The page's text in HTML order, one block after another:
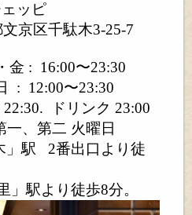
ッピ
京区千駄木3-25-7
金 : 16:00〜23:30
: 12:00〜23:30
ドリンク 23:00
一、第二 火曜日
」駅
2番出口より徒
」駅より徒歩8分。